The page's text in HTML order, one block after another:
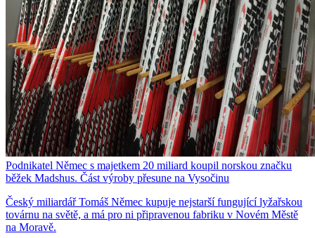
Podnikatel Němec s majetkem 20 miliard koupil norskou značku
běžek Madshus. Část výroby přesune na Vysočinu
Český miliardář Tomáš Němec kupuje nejstarší fungující lyžařskou
továrnu na světě, a má pro ni připravenou fabriku v Novém Městě
na Moravě.